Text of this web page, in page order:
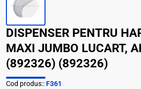
DISPENSER PENTRU
MAXI JUMBO LUCART,
(892326) (892326)
Cod produs::F361